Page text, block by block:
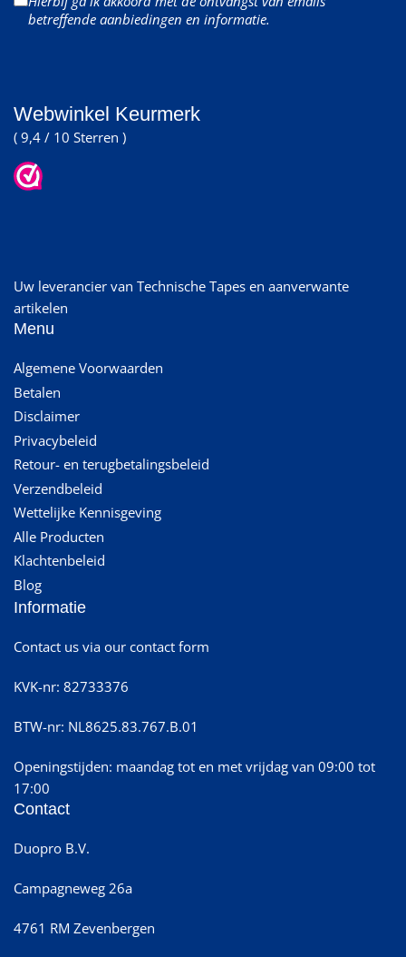
betreffende aanbiedingen en informatie.
Webwinkel Keurmerk
( 9,4 / 10 Sterren )
Uw leverancier van Technische Tapes en aanverwante
artikelen
Menu
Algemene Voorwaarden
Betalen
Disclaimer
Privacybeleid
Retour- en terugbetalingsbeleid
Verzendbeleid
Wettelijke Kennisgeving
Alle Producten
Klachtenbeleid
Blog
Informatie
Contact us via our contact form
KVK-nr: 82733376
BTW-nr: NL8625.83.767.B.01
Openingstijden: maandag tot en met vrijdag van 09:00 tot
17:00
Contact
Duopro B.V.
Campagneweg 26a
4761 RM Zevenbergen